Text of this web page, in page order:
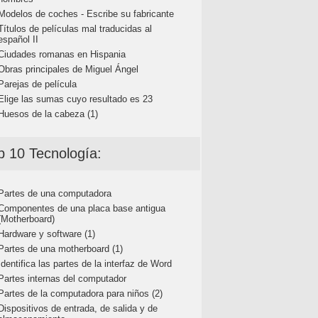
de coches - Escribe su fabricante
de películas mal traducidas al
II
romanas en Hispania
principales de Miguel Ángel
de película
las sumas cuyo resultado es 23
de la cabeza (1)
10 Tecnología:
de una computadora
de una placa base antigua
y software (1)
de una motherboard (1)
las partes de la interfaz de Word
internas del computador
de la computadora para niños (2)
de entrada, de salida y de